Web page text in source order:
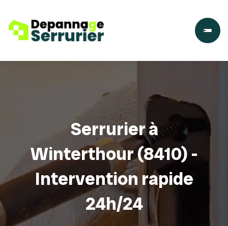
Serrurier à
Winterthour (8410) -
Intervention rapide
24h/24